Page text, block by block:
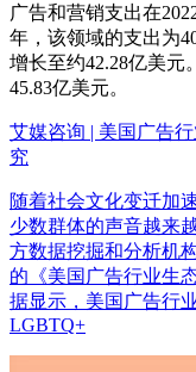
广告和营销支出在
年，该领域的支出为
增长至约42.28亿美元
45.83亿美元。
艾媒咨询 | 美国广告
究
随着社会文化变迁加
少数群体的声音越来
方数据挖掘和分析机
的《美国广告行业生
据显示，美国广告行
LGBTQ+